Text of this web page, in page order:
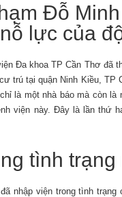
Đỗ
lực của
Đa khoa TP Cần Thơ đã
trú tại quận Ninh Kiều, TP
là một nhà báo mà còn
viện này. Đây là lần thứ
tình trạng
nhập viện trong tình